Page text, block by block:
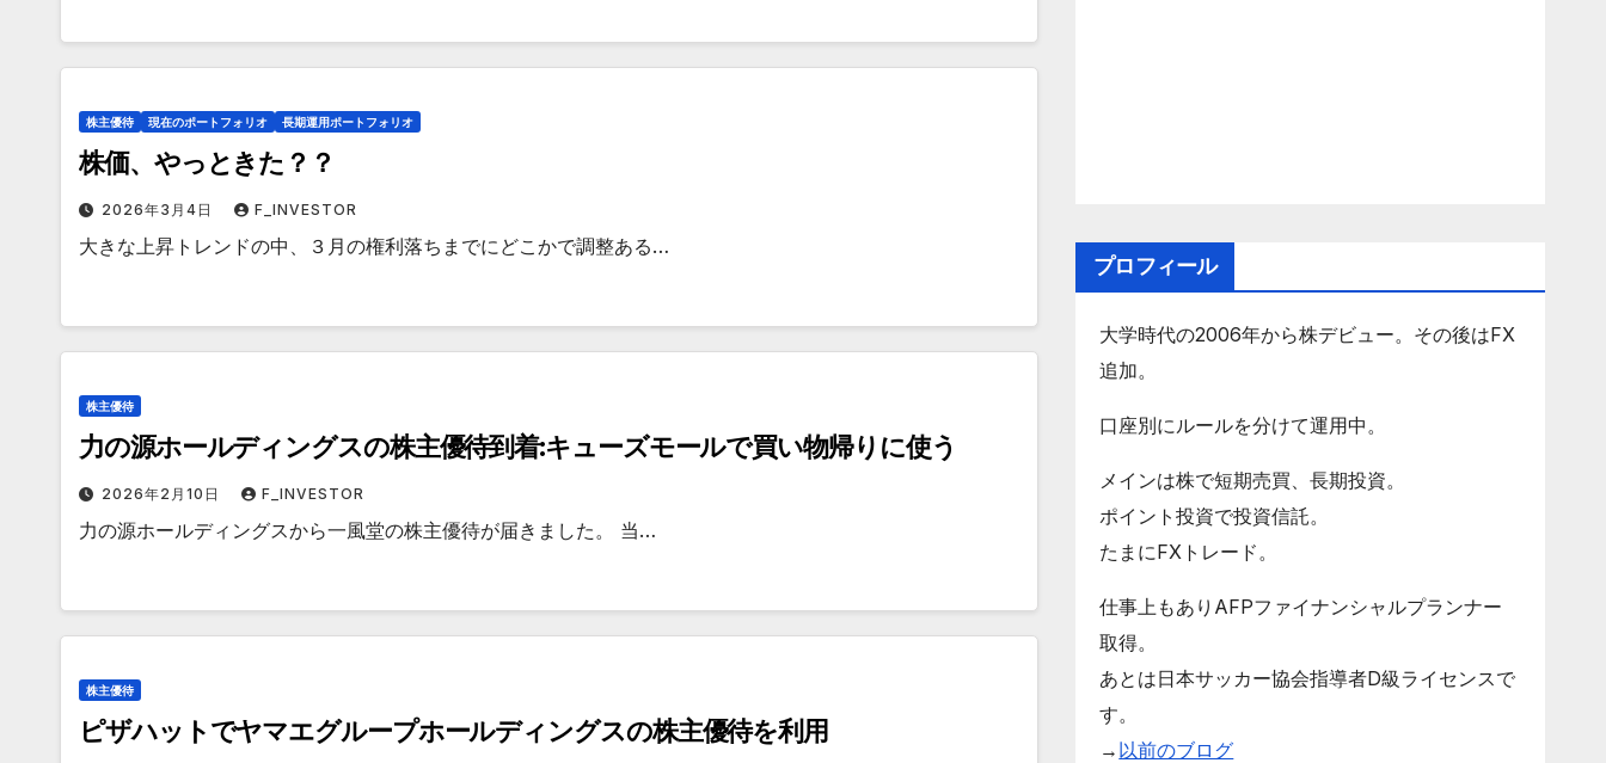
株主優待 現在のポートフォリオ 長期運用ポートフォリオ
株価、やっときた？？
2026年3月4日 F_INVESTOR
大きな上昇トレンドの中、３月の権利落ちまでにどこかで調整ある…
株主優待
力の源ホールディングスの株主優待到着:キューズモールで買い物帰りに使う
2026年2月10日 F_INVESTOR
力の源ホールディングスから一風堂の株主優待が届きました。 当…
株主優待
ピザハットでヤマエグループホールディングスの株主優待を利用
プロフィール
大学時代の2006年から株デビュー。その後はFX
追加。
口座別にルールを分けて運用中。
メインは株で短期売買、長期投資。
ポイント投資で投資信託。
たまにFXトレード。
仕事上もありAFPファイナンシャルプランナー
取得。
あとは日本サッカー協会指導者D級ライセンスで
す。
→ 以前のブログ